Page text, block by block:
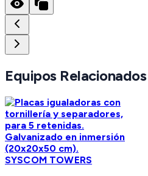
Equipos Relacionados
SYSCOM TOWERS